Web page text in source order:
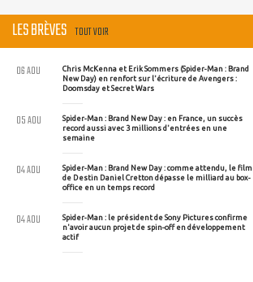
LES BRÈVES TOUT VOIR
Chris McKenna et Erik Sommers (Spider-Man : Brand
New Day) en renfort sur l'écriture de Avengers :
Doomsday et Secret Wars
06 AOU
Spider-Man : Brand New Day : en France, un succès
record aussi avec 3 millions d'entrées en une
semaine
05 AOU
Spider-Man : Brand New Day : comme attendu, le film
de Destin Daniel Cretton dépasse le milliard au box-
office en un temps record
04 AOU
Spider-Man : le président de Sony Pictures confirme
n'avoir aucun projet de spin-off en développement
actif
04 AOU